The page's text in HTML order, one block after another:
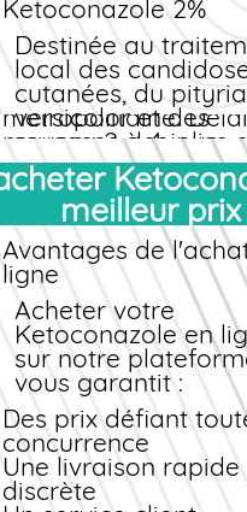
Pour toute
supérieure à 40 €, la
livraison est offerte
partouten France
métropolitaine. Délai
moyen : 2 à 4 jours
Nous expédions
également en DOM-
et en Union
avec des tarifs
préférentiels. Tous
sont emballés
discrètement et
suivi.
Ketoconazole 2%
Destinée au
local des
cutanées, du
versicolor et des
mycoses des plis.
Appliquez 1 à 2 fois
par jour sur les
affectées, en
débordant
sur la peau saine.
Durée du traitement
2 à 4 semaines
l'infection.
Comprimés
Ketoconazole 200
Réservés aux
systémiques ou
réfractaires aux
traitements
meilleur prix
Avantages de
ligne
Acheter votre
Ketoconazole en
sur notre
vous garantit :
Des prix défiant
concurrence
Une livraison rapide
discrète